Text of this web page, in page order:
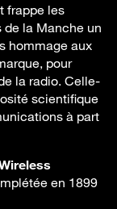
frappe les
la Manche un
hommage aux
pour
la radio. Celle-
scientifique
à part
en 1899